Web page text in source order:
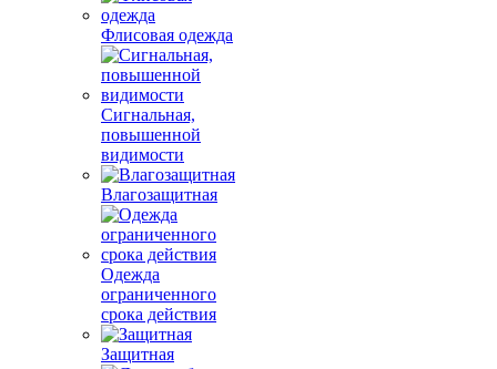
Флисовая одежда
Сигнальная,
повышенной
видимости
Влагозащитная
Одежда
ограниченного
срока действия
Защитная